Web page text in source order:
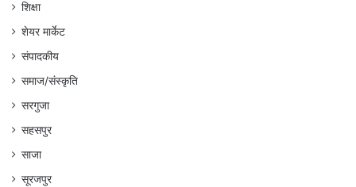
शिक्षा
शेयर मार्केट
संपादकीय
समाज/संस्कृति
सरगुजा
सहसपुर
साजा
सूरजपुर